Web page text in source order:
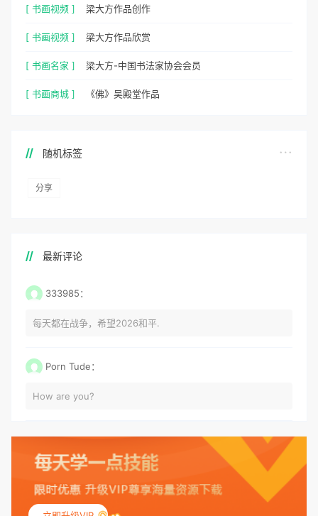
[ 书画视频 ] 梁大方作品创作
[ 书画视频 ] 梁大方作品欣赏
[ 书画名家 ] 梁大方-中国书法家协会会员
[ 书画商城 ] 《佛》吴殿堂作品
随机标签
分享
最新评论
333985：
每天都在战争，希望2026和平.
Porn Tude：
How are you?